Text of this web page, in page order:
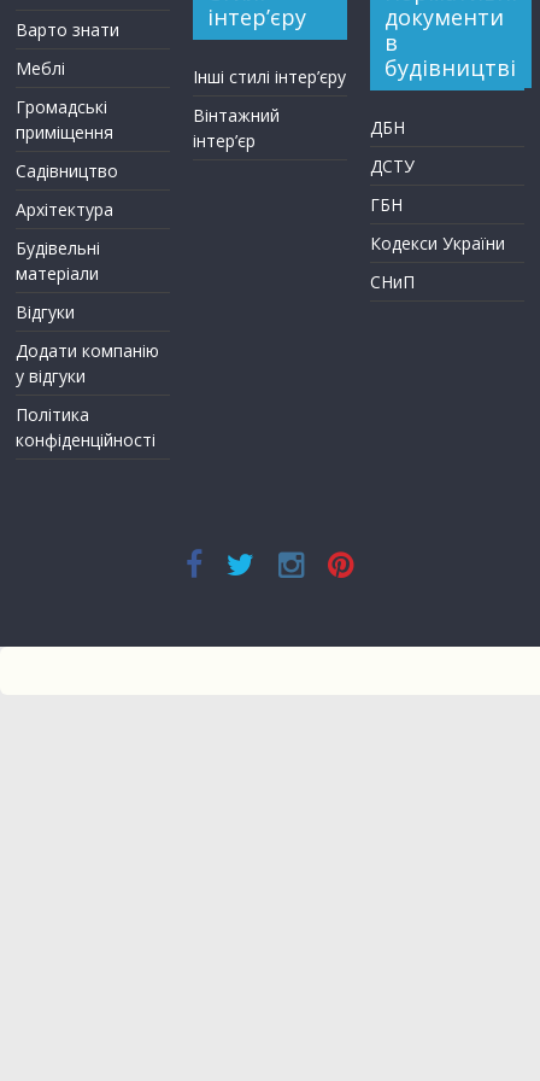
Варто знати
Меблі
Громадські
приміщення
Садівництво
Архітектура
Будівельні
матеріали
Відгуки
Додати компанію
у відгуки
Політика
конфіденційності
інтер’єру
Інші стилі інтер’єру
Вінтажний
інтер’єр
документи
в
будівництві
ДБН
ДСТУ
ГБН
Кодекси України
СНиП